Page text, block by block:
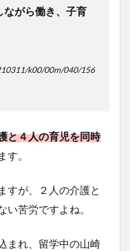
ながら働き、子育
k00/00m/040/156
と４人の育児を同時
す。
すが、２人の介護と
い苦労ですよね。
まれ、留学中の山崎